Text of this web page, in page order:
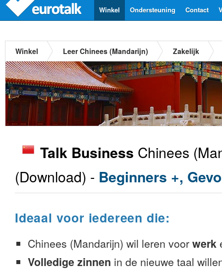
Contact
Ondersteuning
Winkel
Winkel Leer Chinees (Mandarijn) Zakelijk
Talk Business Chinees
(Download) - Beginners +,
Ideaal voor iedereen die:
Chinees (Mandarijn) wil leren voor werk
Volledige zinnen in de nieuwe taal